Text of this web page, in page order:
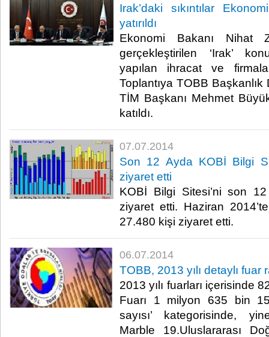
Irak’daki sıkıntılar
yatırıldı
Ekonomi Bakanı Nihat
gerçekleştirilen ‘Irak’
yapılan ihracat ve
Toplantıya TOBB
TİM Başkanı Mehmet
katıldı.​
07.07.2014
Son 12 Ayda KOBİ Bilgi
ziyaret etti
KOBİ Bilgi Sitesi’ni son
ziyaret etti. Haziran
27.480 kişi ziyaret etti.​
06.07.2014
TOBB, 2013 yılı detaylı fuar
2013 yılı fuarları içerisinde
Fuarı 1 milyon 635 bin
sayısı’ kategorisinde,
Marble 19.Uluslararası